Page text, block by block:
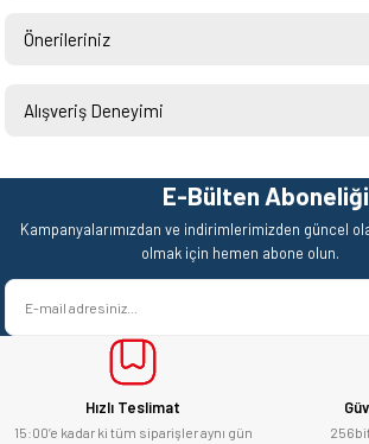
Önerileriniz
yetersiz gördüğünüz noktaları öneri formunu
Ürün resmi kalitesiz, bozuk veya görüntülenemiyor.
Ürün açıklamasında eksik bilgiler bulunuyor.
Ürün bilgilerinde hatalar bulunuyor.
Ürün fiyatı diğer sitelerden daha pahalı.
Bu ürüne benzer farklı alternatifler olmalı.
Alışveriş Deneyimi
Teşekkürler.
Mehmet Kendi | 18/06/2026
satışı ve alış veriş deneyimi gayet
başarılı. hayırlı işler. teşekkürler.
yücel çağatay uzun | 12/06/2026
Kesinlikle orjinal ürün, güvenerek
alabilirsiniz.
E-Bülten Aboneliği
Kampanyalarımızdan ve indirimlerimizden güncel
olmak için hemen abone olun.
Hızlı Teslimat
15:00’e kadar ki tüm siparişler aynı gün